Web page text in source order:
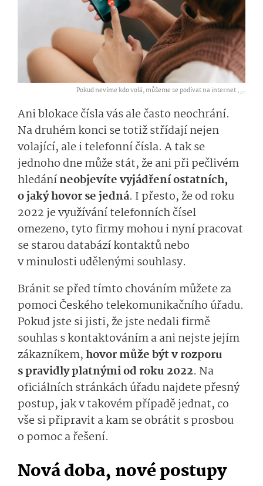
Pokud nevíme kdo volá, můžeme se podívat na internet ,...
Ani blokace čísla vás ale často neochrání.
Na druhém konci se totiž střídají nejen
volající, ale i telefonní čísla. A tak se
jednoho dne může stát, že ani při pečlivém
hledáníneobjevíte vyjádření ostatních,
o jaký hovor se jedná. I přesto, že od roku
2022 je využívání telefonních čísel
omezeno, tyto firmy mohou i nyní pracovat
se starou databází kontaktů nebo
v minulosti udělenými souhlasy.
Bránit se před tímto chováním můžete za
pomoci Českého telekomunikačního úřadu.
Pokud jste si jisti, že jste nedali firmě
souhlas s kontaktováním a ani nejste jejím
zákazníkem,hovor může být v rozporu
s pravidly platnými od roku 2022. Na
oficiálních stránkách úřadu najdete přesný
postup, jak v takovém případě jednat, co
vše si připravit a kam se obrátit s prosbou
o pomoc a řešení.
Nová doba, nové postupy